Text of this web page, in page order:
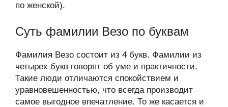
по женской).
Суть фамилии Везо по буквам
Фамилия Везо состоит из 4 букв. Фамилии из
четырех букв говорят об уме и практичности.
Такие люди отличаются спокойствием и
уравновешенностью, что всегда производит
самое выгодное впечатление. То же касается и